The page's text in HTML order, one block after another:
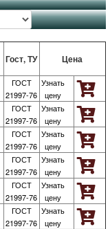
Гост, ТУ Цена
ГОСТ
21997-76
Узнать
цену
ГОСТ
21997-76
Узнать
цену
ГОСТ
21997-76
Узнать
цену
ГОСТ
21997-76
Узнать
цену
ГОСТ
21997-76
Узнать
цену
ГОСТ
21997-76
Узнать
цену